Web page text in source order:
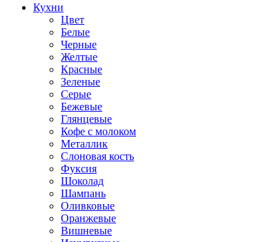
Кухни
Цвет
Белые
Черные
Желтые
Красные
Зеленые
Серые
Бежевые
Глянцевые
Кофе с молоком
Металлик
Слоновая кость
Фуксия
Шоколад
Шампань
Оливковые
Оранжевые
Вишневые